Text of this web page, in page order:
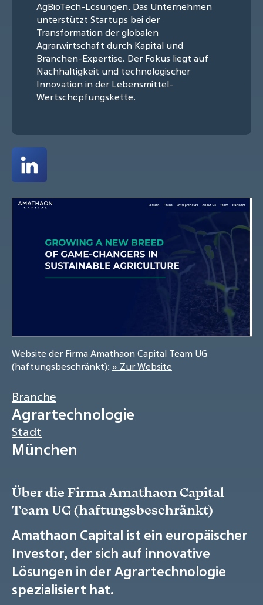
AgBioTech-Lösungen. Das Unternehmen
unterstützt Startups bei der
Transformation der globalen
Agrarwirtschaft durch Kapital und
Branchen-Expertise. Der Fokus liegt auf
Nachhaltigkeit und technologischer
Innovation in der Lebensmittel-
Wertschöpfungskette.
Website der Firma Amathaon Capital Team UG
(haftungsbeschränkt): » Zur Website
Branche
Agrartechnologie
Stadt
München
Über die Firma Amathaon Capital
Team UG (haftungsbeschränkt)
Amathaon Capital ist ein europäischer
Investor, der sich auf innovative
Lösungen in der Agrartechnologie
spezialisiert hat.